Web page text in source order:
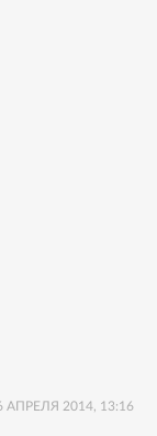
АПРЕЛЯ 2014, 13:16